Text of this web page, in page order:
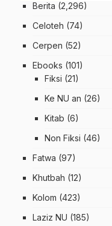
Berita (2,296)
Celoteh (74)
Cerpen (52)
Ebooks (101)
Fiksi (21)
Ke NU an (26)
Kitab (6)
Non Fiksi (46)
Fatwa (97)
Khutbah (12)
Kolom (423)
Laziz NU (185)